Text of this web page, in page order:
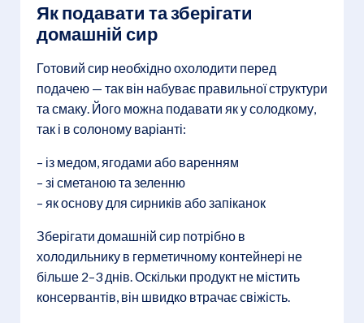
Як подавати та зберігати
домашній сир
Готовий сир необхідно охолодити перед
подачею — так він набуває правильної структури
та смаку. Його можна подавати як у солодкому,
так і в солоному варіанті:
– із медом, ягодами або варенням
– зі сметаною та зеленню
– як основу для сирників або запіканок
Зберігати домашній сир потрібно в
холодильнику в герметичному контейнері не
більше 2–3 днів. Оскільки продукт не містить
консервантів, він швидко втрачає свіжість.